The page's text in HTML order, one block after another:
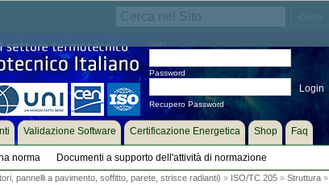
Password
Recupero Password
norma Documenti a supporto dell'attività di normazione
Validazione Software Certificazione Energetica Shop Faq
pannelli a pavimento, soffitto, parete, strisce radianti) » ISO/TC 205» Struttura»